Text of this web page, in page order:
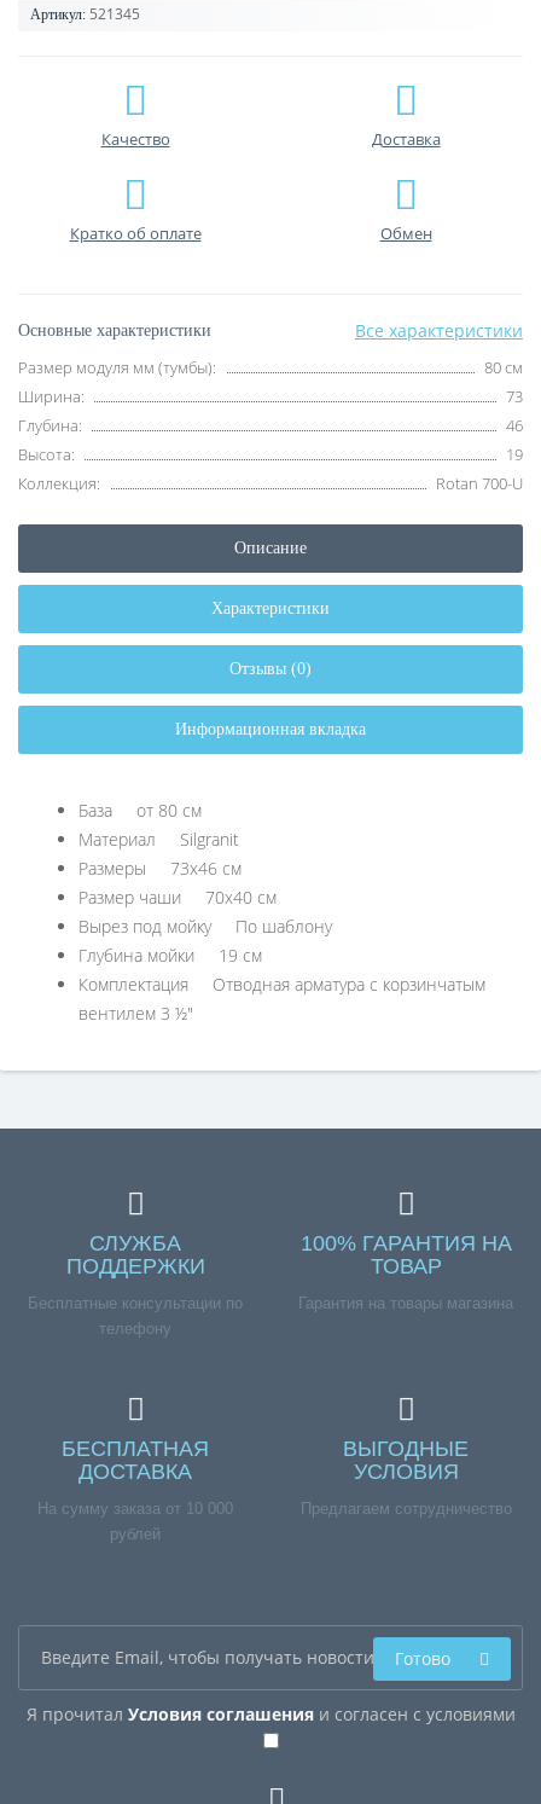
Артикул: 521345
Качество Доставка
Кратко об оплате Обмен
Основные характеристики Все характеристики
Размер модуля мм (тумбы):
80 см
Ширина:
73
Глубина:
46
Высота:
19
Коллекция:
Rotan 700-U
Описание
Характеристики
Отзывы (0)
Информационная вкладка
База от 80 см
Материал Silgranit
Размеры 73x46 см
Размер чаши 70x40 см
Вырез под мойку По шаблону
Глубина мойки 19 см
Комплектация Отводная арматура с корзинчатым
вентилем 3 ½"
СЛУЖБА
ПОДДЕРЖКИ
Бесплатные консультации по
телефону
100% ГАРАНТИЯ НА
ТОВАР
Гарантия на товары магазина
БЕСПЛАТНАЯ
ДОСТАВКА
На сумму заказа от 10 000
рублей
ВЫГОДНЫЕ
УСЛОВИЯ
Предлагаем сотрудничество
Я прочитал Условия соглашенияи согласен с условиями
Готово